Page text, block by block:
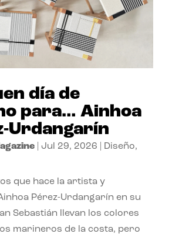
día de
para… Ainhoa
Urdangarín
| Jul 29, 2026 Diseño,
que hace la artista y
Pérez-Urdangarín en su
Sebastián llevan los colores
marineros de la costa, pero